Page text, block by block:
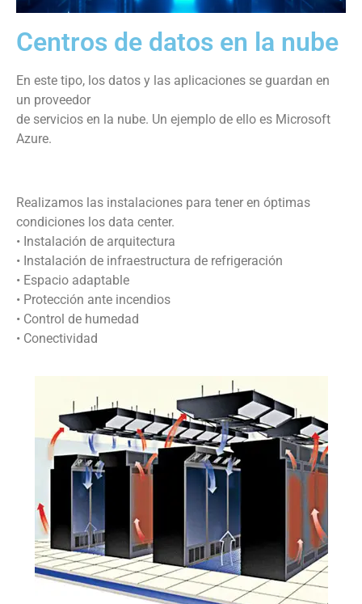
Centros de datos en la nube
En este tipo, los datos y las aplicaciones se guardan en
un proveedor
de servicios en la nube. Un ejemplo de ello es Microsoft
Azure.
Realizamos las instalaciones para tener en óptimas
condiciones los data center.
• Instalación de arquitectura
• Instalación de infraestructura de refrigeración
• Espacio adaptable
• Protección ante incendios
• Control de humedad
• Conectividad